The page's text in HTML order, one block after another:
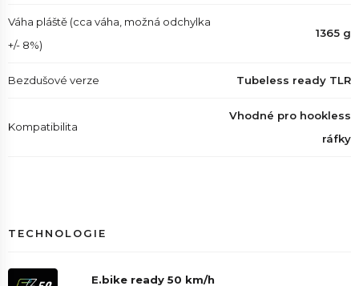
Váha pláště (cca váha, možná odchylka
+/- 8%)
1365 g
Bezdušové verze Tubeless ready TLR
Kompatibilita
Vhodné pro hookless
ráfky
TECHNOLOGIE
E.bike ready 50 km/h